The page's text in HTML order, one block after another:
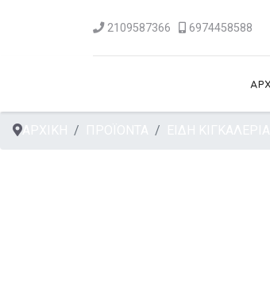
2109587366 6974458588